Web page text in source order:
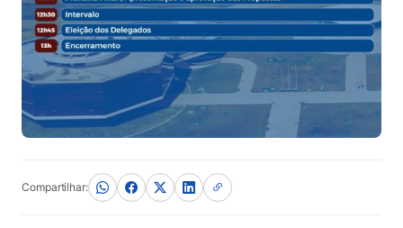
Compartilhar: